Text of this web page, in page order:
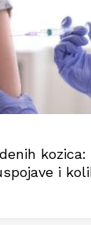
kozica:
i